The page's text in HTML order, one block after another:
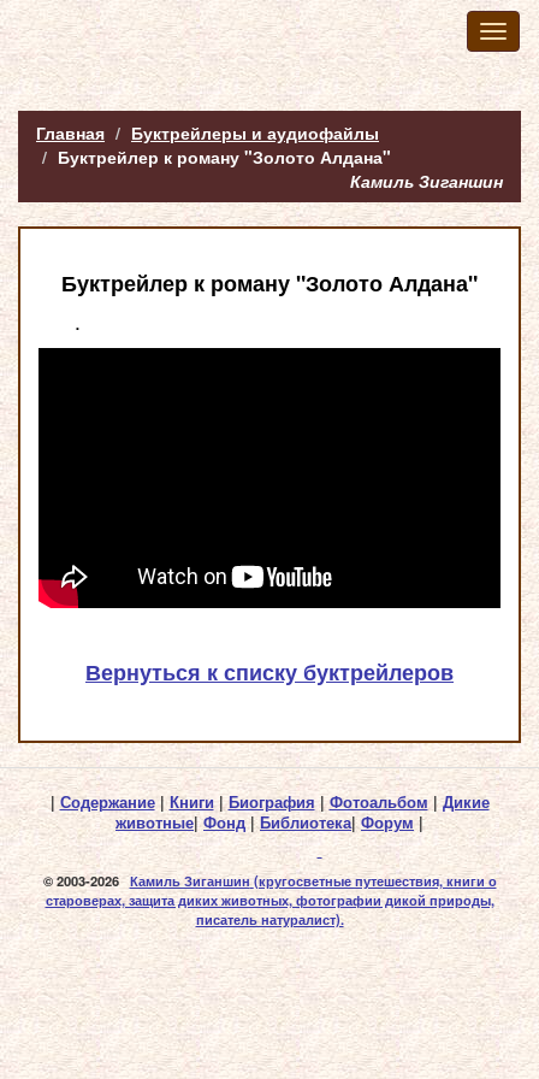
Главная
Буктрейлеры и аудиофайлы
Буктрейлер к роману "Золото Алдана"
Камиль Зиганшин
Буктрейлер к роману "Золото Алдана"
.
Вернуться к списку буктрейлеров
| Содержание| Книги|Биография|Фотоальбом |Дикие
животные|Фонд|Библиотека|Форум |
© 2003-2026 Камиль Зиганшин (кругосветные путешествия, книги о
староверах, защита диких животных, фотографии дикой природы,
писатель натуралист).